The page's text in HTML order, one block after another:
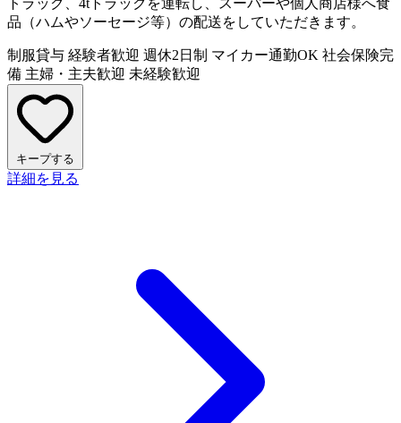
トラック、4tトラックを運転し、スーパーや個人商店様へ食
品（ハムやソーセージ等）の配送をしていただきます。
制服貸与 経験者歓迎 週休2日制 マイカー通勤OK 社会保険完
備 主婦・主夫歓迎 未経験歓迎
キープする
詳細を見る